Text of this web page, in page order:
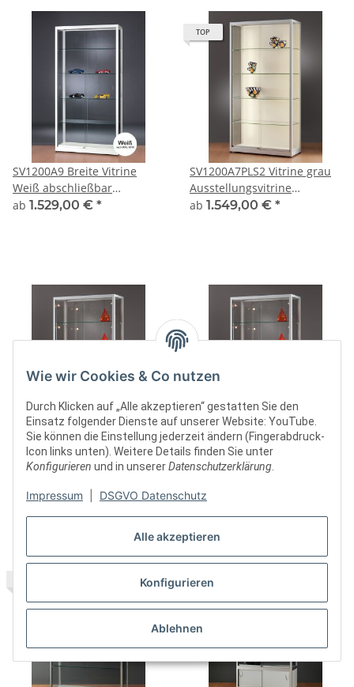
Alle akzeptieren
Konfigurieren
Ablehnen
Wie wir Cookies & Co nutzen
Durch Klicken auf „Alle akzeptieren“ gestatten Sie den
Einsatz folgender Dienste auf unserer Website: YouTube.
Sie können die Einstellung jederzeit ändern (Fingerabdruck-
Icon links unten). Weitere Details finden Sie unter
Konfigurieren und in unsererDatenschutzerklärung.
Impressum DSGVO Datenschutz
SV1200A9 Breite Vitrine
Weiß abschließbar
Ausstellungsvitrine
ab 1.529,00 € *
TOP
SV1200A7PLS2 Vitrine grau
Ausstellungsvitrine
Präsentationsvitrine Alu
ab 1.549,00 € *
SV1000A7PL2 Vitrine grau
Ausstellungsvitrine
Präsentationsvitrine Alu
Silber mit Beleuchtung
SV1000A7PL2DT Vitrine grau
Ausstellungsvitrine
Präsentationsvitrine Alu
Silber mit Beleuchtung